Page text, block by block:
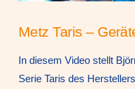
Metz Taris –
In diesem Video stellt
Serie Taris des